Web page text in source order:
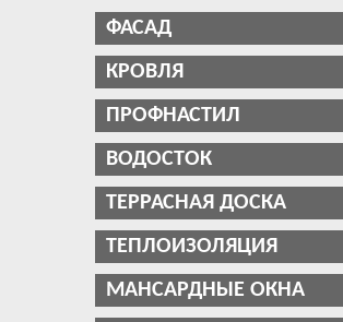
ФАСАД
КРОВЛЯ
ПРОФНАСТИЛ
ВОДОСТОК
ТЕРРАСНАЯ ДОСКА
ТЕПЛОИЗОЛЯЦИЯ
МАНСАРДНЫЕ ОКНА